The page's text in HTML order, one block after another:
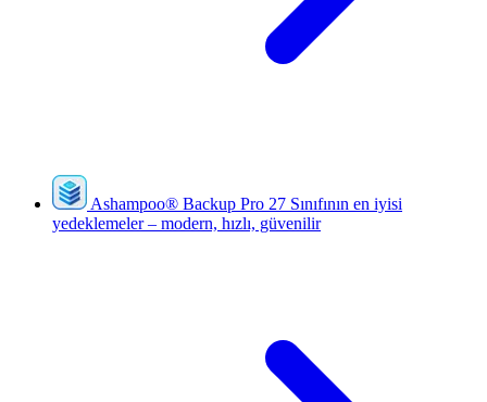
Ashampoo® Backup Pro 27 Sınıfının en iyisi
yedeklemeler – modern, hızlı, güvenilir